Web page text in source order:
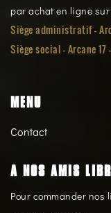
par achat en ligne
Siège administratif -
Siège social -Arcane
MENU
Contact
A NOS AMIS
Pour commander nos